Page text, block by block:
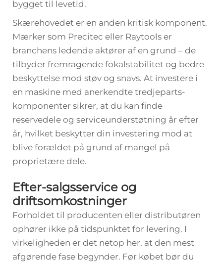
bygget til levetid.
Skærehovedet er en anden kritisk komponent.
Mærker som Precitec eller Raytools er
branchens ledende aktører af en grund – de
tilbyder fremragende fokalstabilitet og bedre
beskyttelse mod støv og snavs. At investere i
en maskine med anerkendte tredjeparts-
komponenter sikrer, at du kan finde
reservedele og serviceunderstøtning år efter
år, hvilket beskytter din investering mod at
blive forældet på grund af mangel på
proprietære dele.
Efter-salgsservice og
driftsomkostninger
Forholdet til producenten eller distributøren
ophører ikke på tidspunktet for levering. I
virkeligheden er det netop her, at den mest
afgørende fase begynder. Før købet bør du